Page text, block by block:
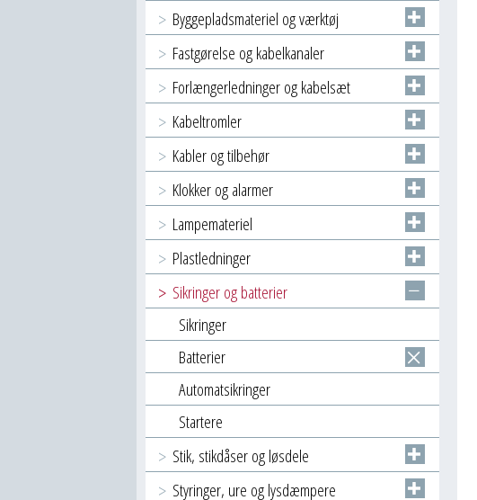
Byggepladsmateriel og værktøj
Fastgørelse og kabelkanaler
Forlængerledninger og kabelsæt
Kabeltromler
Kabler og tilbehør
Klokker og alarmer
Lampemateriel
Plastledninger
Sikringer og batterier
Sikringer
Batterier
Automatsikringer
Startere
Stik, stikdåser og løsdele
Styringer, ure og lysdæmpere